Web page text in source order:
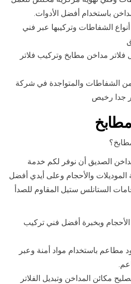
باستخدام أفضل الأدوات.
الشفاطات وتركيبها عبر فني
فلاتر مداخن مطابخ وتركيب فلاتر
من الشفاطات والمتواجدة في شركة
جدا رخيص
الصديق أن نوفر لكم خدمة
والأحجام وعلى أيدي أفضل
الستانلس ستيل المقاوم للصدأ
وبخبرة أفضل فني تركيب
مطاعم باستخدام مواد أمنة وعبر
مكائن المداخن وتبديل الفلاتر